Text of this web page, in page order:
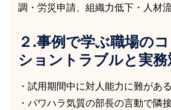
調・労災申請、組織力低下・人材流
２.事例で学ぶ職場の
ショントラブルと実務
・試用期間中に対人能力に難があ
・パワハラ気質の部長の言動で隣